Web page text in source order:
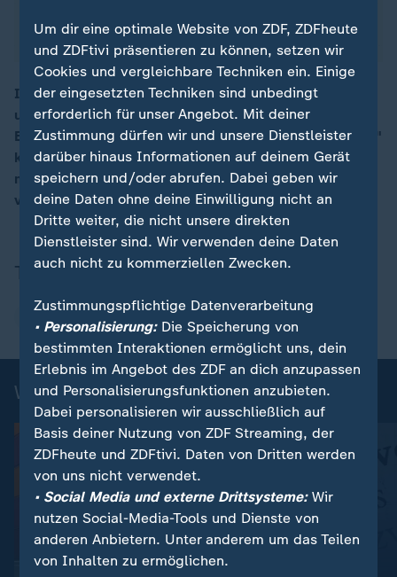
00:14
In der Schlange stehen für eine Besichtigung,
unzählige Bewerbungen schreiben - und am Ende kein
Erfolg. In dieser Folge von "WISO – Wirtschaft erklärt"
klärt ZDF-Wirtschaftsexpertin Valerie Haller, warum es
mit dem Bau von neuem Wohnraum immer noch nicht
voran geht.
Thema
WISO - Wirtschaft erklärt
Um dir eine optimale Website von ZDF, ZDFheute
und ZDFtivi präsentieren zu können, setzen wir
Cookies und vergleichbare Techniken ein. Einige
der eingesetzten Techniken sind unbedingt
erforderlich für unser Angebot. Mit deiner
Zustimmung dürfen wir und unsere Dienstleister
darüber hinaus Informationen auf deinem Gerät
speichern und/oder abrufen. Dabei geben wir
deine Daten ohne deine Einwilligung nicht an
Dritte weiter, die nicht unsere direkten
Dienstleister sind. Wir verwenden deine Daten
auch nicht zu kommerziellen Zwecken.
Zustimmungspflichtige Datenverarbeitung
• Personalisierung:Die Speicherung von
bestimmten Interaktionen ermöglicht uns, dein
Erlebnis im Angebot des ZDF an dich anzupassen
und Personalisierungsfunktionen anzubieten.
Dabei personalisieren wir ausschließlich auf
Basis deiner Nutzung von ZDF Streaming, der
ZDFheute und ZDFtivi. Daten von Dritten werden
von uns nicht verwendet.
• Social Media und externe Drittsysteme:Wir
nutzen Social-Media-Tools und Dienste von
anderen Anbietern. Unter anderem um das Teilen
von Inhalten zu ermöglichen.